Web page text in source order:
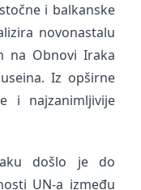
i balkanske
novonastalu
na Obnovi Iraka
Iz opširne
i najzanimljivije
došlo je do
UN-a između